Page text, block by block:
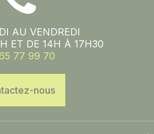
AU VENDREDI
ET DE 14H À 17H30
77 99 70
nous